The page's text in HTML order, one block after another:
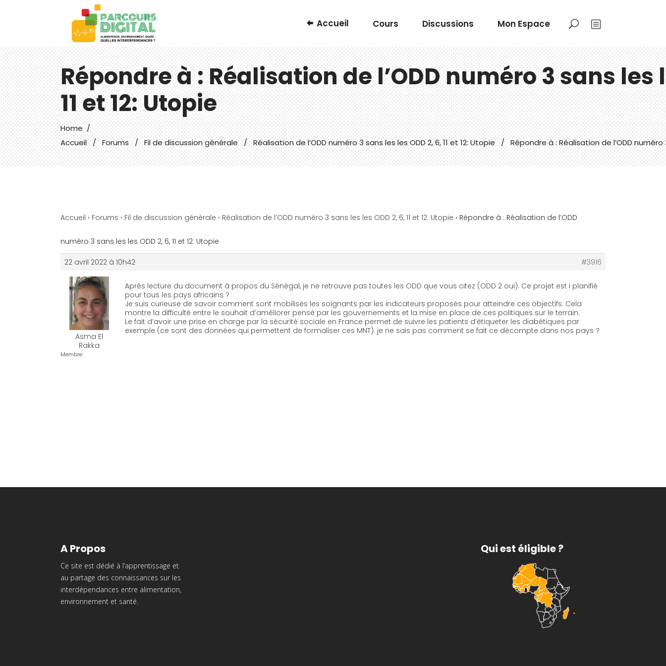
Accueil Cours Discussions Mon Espace
Répondre à : Réalisation de l’ODD numéro 3 sans les
11 et 12: Utopie
Home/
Accueil/Forums / Fil de discussion générale / Réalisation de l’ODD numéro 3 sans les les ODD 2, 6, 11 et 12: Utopie / Répondre à : Réalisation de l’ODD numéro
Accueil › Forums › Fil de discussion générale › Réalisation de l’ODD numéro 3 sans les les ODD 2, 6, 11 et 12: Utopie › Répondre à : Réalisation de l’ODD
numéro 3 sans les les ODD 2, 6, 11 et 12: Utopie
22 avril 2022 à 10h42 #3916
Asma El
Rakka
Membre
Après lecture du document à propos du Sénégal, je ne retrouve pas toutes les ODD que vous citez (ODD 2 oui). Ce projet est i planifié
pour tous les pays africains ?
Je suis curieuse de savoir comment sont mobilisés les soignants par les indicateurs proposés pour atteindre ces objectifs. Cela
montre la difficulté entre le souhait d’améliorer pensé par les gouvernements et la mise en place de ces politiques sur le terrain.
Le fait d’avoir une prise en charge par la sécurité sociale en France permet de suivre les patients d’étiqueter les diabétiques par
exemple (ce sont des données qui permettent de formaliser ces MNT). je ne sais pas comment se fait ce décompte dans nos pays ?
A Propos
Ce site est dédié à l’apprentissage et
au partage des connaissances sur les
interdépendances entre alimentation,
environnement et santé.
Qui est éligible ?